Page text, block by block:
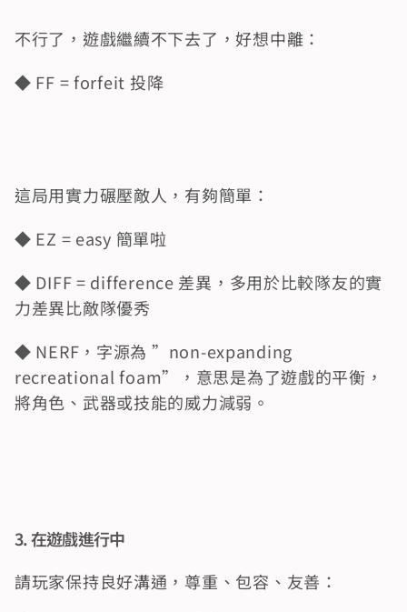
不行了，遊戲繼續不下去了，好想中離：
◆ FF = forfeit 投降
這局用實力碾壓敵人，有夠簡單：
◆ EZ = easy 簡單啦
◆ DIFF = difference 差異，多用於比較隊友的實
力差異比敵隊優秀
◆ NERF，字源為 ”non-expanding
recreational foam”，意思是為了遊戲的平衡，
將角色、武器或技能的威力減弱。
3. 在遊戲進行中
請玩家保持良好溝通，尊重、包容、友善：